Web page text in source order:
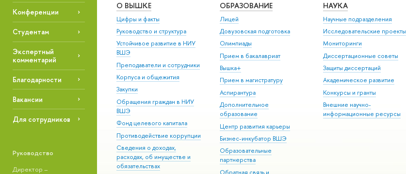
Конференции
Студентам
Экспертный
комментарий
Благодарности
Вакансии
Для сотрудников
Руководство
Директор –
О ВЫШКЕ
Цифры и факты
Руководство и структура
Устойчивое развитие в НИУ
ВШЭ
Преподаватели и сотрудники
Корпуса и общежития
Закупки
Обращения граждан в НИУ
ВШЭ
Фонд целевого капитала
Противодействие коррупции
Сведения о доходах,
расходах, об имуществе и
обязательствах
ОБРАЗОВАНИЕ
Лицей
Довузовская подготовка
Олимпиады
Прием в бакалавриат
Вышка+
Прием в магистратуру
Аспирантура
Дополнительное
образование
Центр развития карьеры
Бизнес-инкубатор ВШЭ
Образовательные
партнерства
Обратная связь и
НАУКА
Научные подразделения
Исследовательские проекты
Мониторинги
Диссертационные советы
Защиты диссертаций
Академическое развитие
Конкурсы и гранты
Внешние научно-
информационные ресурсы